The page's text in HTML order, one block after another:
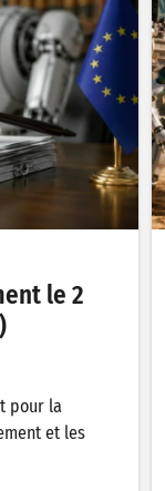
le 2
pour la
et les